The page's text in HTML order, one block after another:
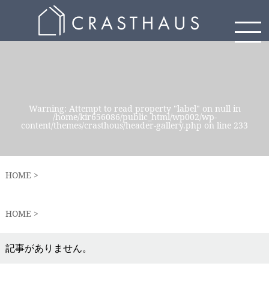
Warning: Attempt to read property "label" on null in
/home/kir656086/public_html/wp002/wp-
content/themes/crasthous/header-gallery.php on line 233
HOME
HOME
記事がありません。